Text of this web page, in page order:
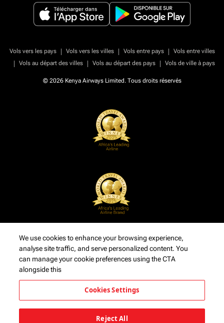
Vols vers les pays | Vols vers les villes | Vols entre pays |
Vols entre villes
|
Vols au départ des villes | Vols au départ des pays | Vols de ville à pays
© 2026 Kenya Airways Limited. Tous droits réservés
We use cookies to enhance your browsing experience,
analyse site traffic, and serve personalized content. You
can manage your cookie preferences using the CTA
alongside this
Cookies Settings
Reject All